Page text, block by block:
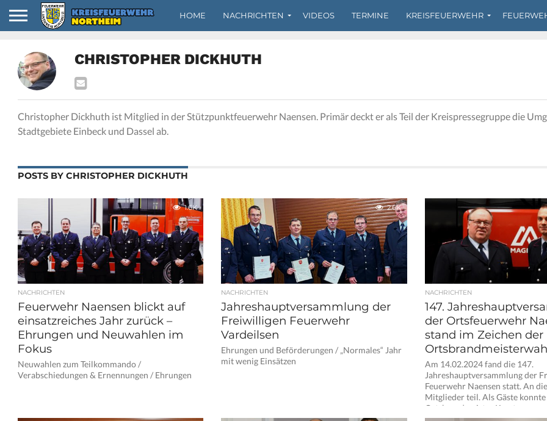
HOME NACHRICHTEN VIDEOS TERMINE KREISFEUERWEHR
CHRISTOPHER DICKHUTH
Christopher Dickhuth ist Mitglied in der Stützpunktfeuerwehr Naensen. Primär deckt er als Teil der Kreispressegruppe die
Stadtgebiete Einbeck und Dassel ab.
POSTS BY CHRISTOPHER DICKHUTH
1.6K
NACHRICHTEN
Feuerwehr Naensen blickt auf
einsatzreiches Jahr zurück –
Ehrungen und Neuwahlen im
Fokus
Neuwahlen zum Teilkommando /
Verabschiedungen & Ernennungen / Ehrungen
2.6K
NACHRICHTEN
Jahreshauptversammlung der
Freiwilligen Feuerwehr
Vardeilsen
Ehrungen und Beförderungen / „Normales“ Jahr
mit wenig Einsätzen
NACHRICHTEN
147.
der Ortsfeuerwehr
stand im Zeichen der
Am 14.02.2024 fand die 147.
Jahreshauptversammlung der
Feuerwehr Naensen statt. An
Mitglieder teil. Als Gäste konnte
Ortsbrandmeister Karsten...